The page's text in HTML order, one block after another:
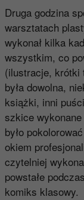
Druga godzina
warsztatach
wykonał kilka
wszystkim, co
(ilustracje, krótki
była dowolna,
książki, inni
szkice
było
okiem
czytelniej
powstałe
komiks klasowy.